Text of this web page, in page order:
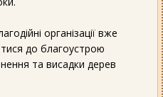
організації вже
до благоустрою
та висадки дерев